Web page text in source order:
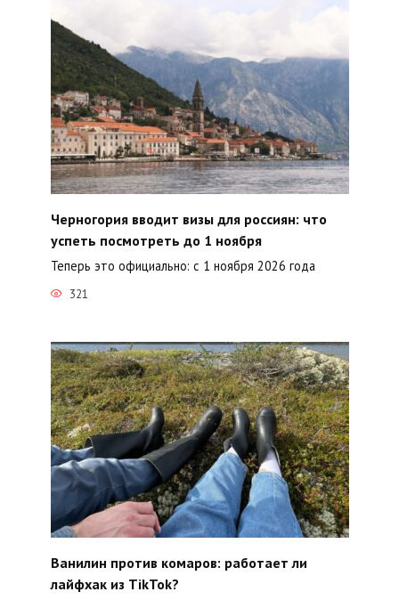
Черногория вводит визы для россиян: что
успеть посмотреть до 1 ноября
Теперь это официально: с 1 ноября 2026 года
321
Ванилин против комаров: работает ли
лайфхак из TikTok?